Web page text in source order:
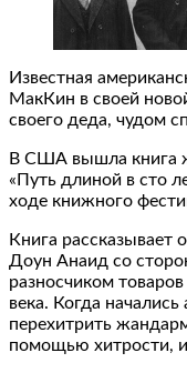
Известная
МакКин в своей
своего деда, чудом
В США вышла книга
«Путь длиной в сто
ходе книжного
Книга рассказывает
Доун Анаид со
разносчиком
века. Когда
перехитрить
помощью хитрости,